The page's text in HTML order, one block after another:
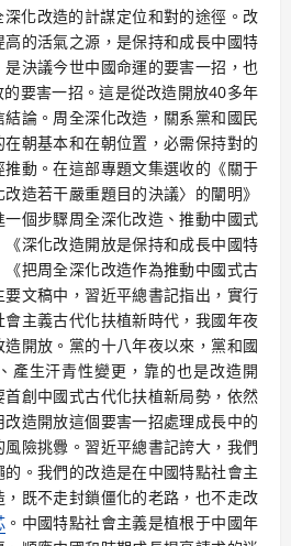
化改造的計謀定位和對的途徑。改
的活氣之源，是保持和成長中國特
決議今世中國命運的要害一招，也
要害一招。這是從改造開放40多年
論。周全深化改造，關系黨和國民
朝基本和在朝位置，必需保持對的
動。在這部專題文集選收的《關于
改造若干嚴重題目的決議〉的闡明》
一個步驟周全深化改造、推動中國式
深化改造開放是保持和成長中國特
把周全深化改造作為推動中國式古
文稿中，習近平總書記指出，實行
主義古代化扶植新時代，我國年夜
開放。黨的十八年夜以來，黨和國
產生汗青性變更，靠的也是改造開
創中國式古代化扶植新局勢，依然
造開放這個要害一招處理成長中的
險挑釁。習近平總書記誇大，我們
。我們的改造是在中國特點社會主
既不走封鎖僵化的老路，也不走改
。中國特點社會主義是植根于中國年